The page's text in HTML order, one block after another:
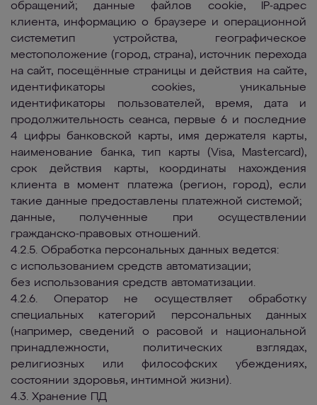
обращений; данные файлов cookie, IP-адрес
клиента, информацию о браузере и операционной
системетип устройства, географическое
местоположение (город, страна), источник перехода
на сайт, посещённые страницы и действия на сайте,
идентификаторы cookies, уникальные
идентификаторы пользователей, время, дата и
продолжительность сеанса, первые 6 и последние
4 цифры банковской карты, имя держателя карты,
наименование банка, тип карты (Visa, Mastercard),
срок действия карты, координаты нахождения
клиента в момент платежа (регион, город), если
такие данные предоставлены платежной системой;
данные, полученные при осуществлении
гражданско-правовых отношений.
4.2.5. Обработка персональных данных ведется:
с использованием средств автоматизации;
без использования средств автоматизации.
4.2.6. Оператор не осуществляет обработку
специальных категорий персональных данных
(например, сведений о расовой и национальной
принадлежности, политических взглядах,
религиозных или философских убеждениях,
состоянии здоровья, интимной жизни).
4.3. Хранение ПД